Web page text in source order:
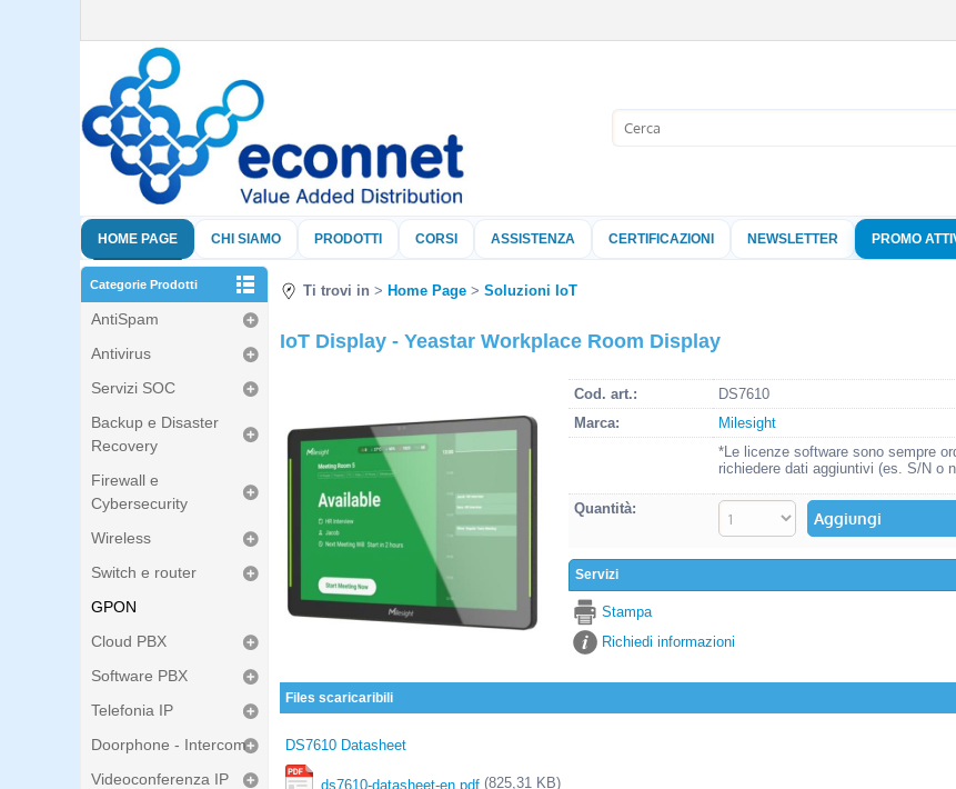
nome
clicca
Hai
HOME PAGE CHI SIAMO PRODOTTI CORSI ASSISTENZA CERTIFICAZIONI NEWSLETTER PROMO
Categorie Prodotti
AntiSpam
Antivirus
Servizi SOC
Backup e Disaster
Recovery
Firewall e
Cybersecurity
Wireless
Switch e router
GPON
Cloud PBX
Software PBX
Telefonia IP
Doorphone - Intercom
Videoconferenza IP
Ti trovi in Home Page Soluzioni IoT
IoT Display - Yeastar Workplace Room Display
Cod. art.:
DS7610
Marca:
Milesight
*Le licenze software sono sempre
richiedere dati aggiuntivi (es. S/N o
Quantità:
Servizi
Stampa
Richiedi informazioni
Files scaricaribili
DS7610 Datasheet
ds7610-datasheet-en.pdf (825,31 KB)